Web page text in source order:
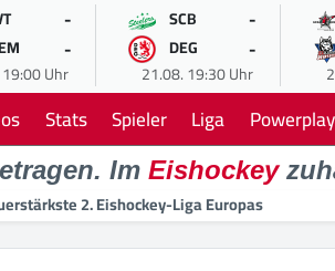
-
-
Uhr
SCB -
DEG -
21.08. 19:30 Uhr
Stats Spieler Liga Powerplay
Im Eishockey
2. Eishockey-Liga Europas